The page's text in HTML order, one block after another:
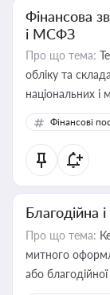
Фінансова
і МСФЗ
Про що тема:
обліку та
національних і
Фінансові
Благодійна
Про що тема:
митного
або